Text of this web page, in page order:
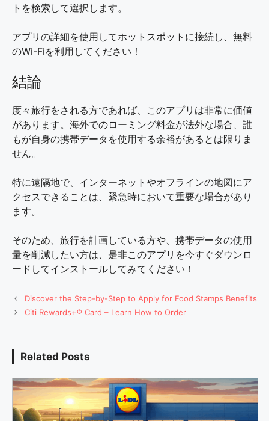
トを検索して選択します。
アプリの詳細を使用してホットスポットに接続し、無料
のWi-Fiを利用してください！
結論
度々旅行をされる方であれば、このアプリは非常に価値
があります。海外でのローミング料金が法外な場合、誰
もが自身の携帯データを使用する余裕があるとは限りま
せん。
特に遠隔地で、インターネットやオフラインの地図にア
クセスできることは、緊急時において重要な場合があり
ます。
そのため、旅行を計画している方や、携帯データの使用
量を削減したい方は、是非このアプリを今すぐダウンロ
ードしてインストールしてみてください！
Discover the Step-by-Step to Apply for Food Stamps Benefits
Citi Rewards+® Card – Learn How to Order
Related Posts